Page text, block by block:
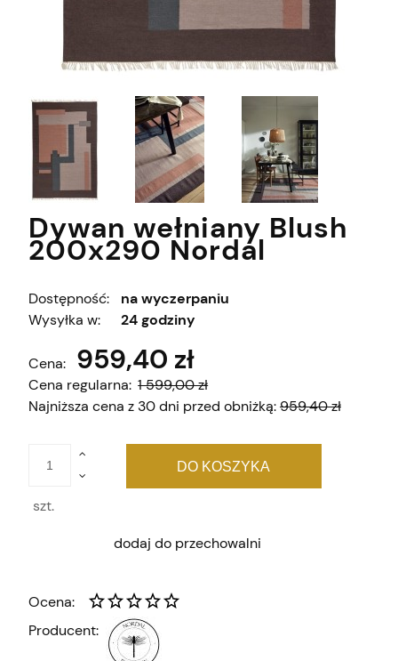
Dywan wełniany Blush
200x290 Nordal
Dostępność:
na wyczerpaniu
Wysyłka w:
24 godziny
Cena: 959,40 zł
Cena regularna: 1 599,00 zł
Najniższa cena z 30 dni przed obniżką:959,40 zł
szt.
DO KOSZYKA
dodaj do przechowalni
Ocena:
Producent: